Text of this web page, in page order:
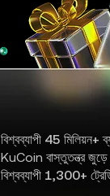
বিশ্বব্যাপী 45 মিলিয়ন+
KuCoin বাস্তুতন্ত্র জুড়ে
বিশ্বব্যাপী 1,300+